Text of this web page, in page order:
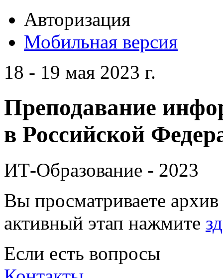
Авторизация
Мобильная версия
18 - 19 мая 2023 г.
Преподавание
в Российской
ИТ-Образование - 2023
Вы просматриваете
активный этап нажмите
Если есть вопросы